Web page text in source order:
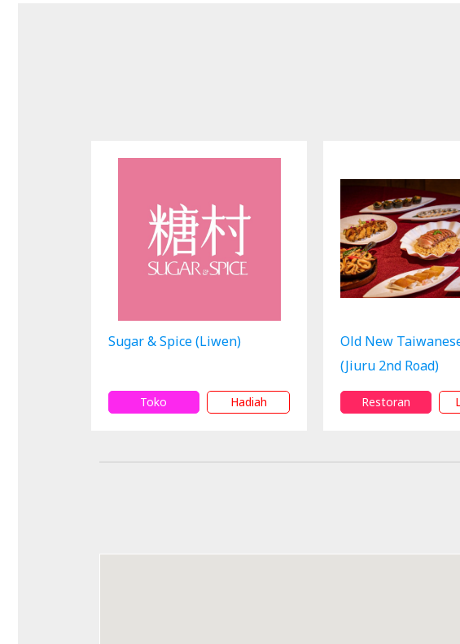
Sugar & Spice (Liwen)
Toko Hadiah
Old New
(Jiuru 2nd Road)
Restoran